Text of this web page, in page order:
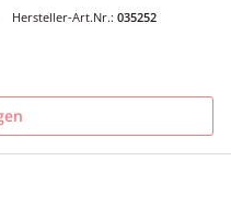
Hersteller-Art.Nr.: 035252